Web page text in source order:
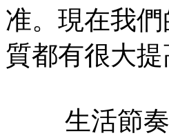
准。現在我
質都有很大
生活節奏